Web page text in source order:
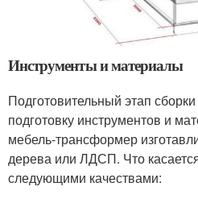
Инструменты и материалы
Подготовительный этап
подготовку инструментов и
мебель-трансформер
дерева или ЛДСП. Что
следующими качествами: